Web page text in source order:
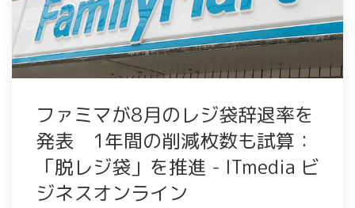
ファミマが8月のレジ袋辞退率を
発表 1年間の削減枚数も試算：
「脱レジ袋」を推進 - ITmedia ビ
ジネスオンライン